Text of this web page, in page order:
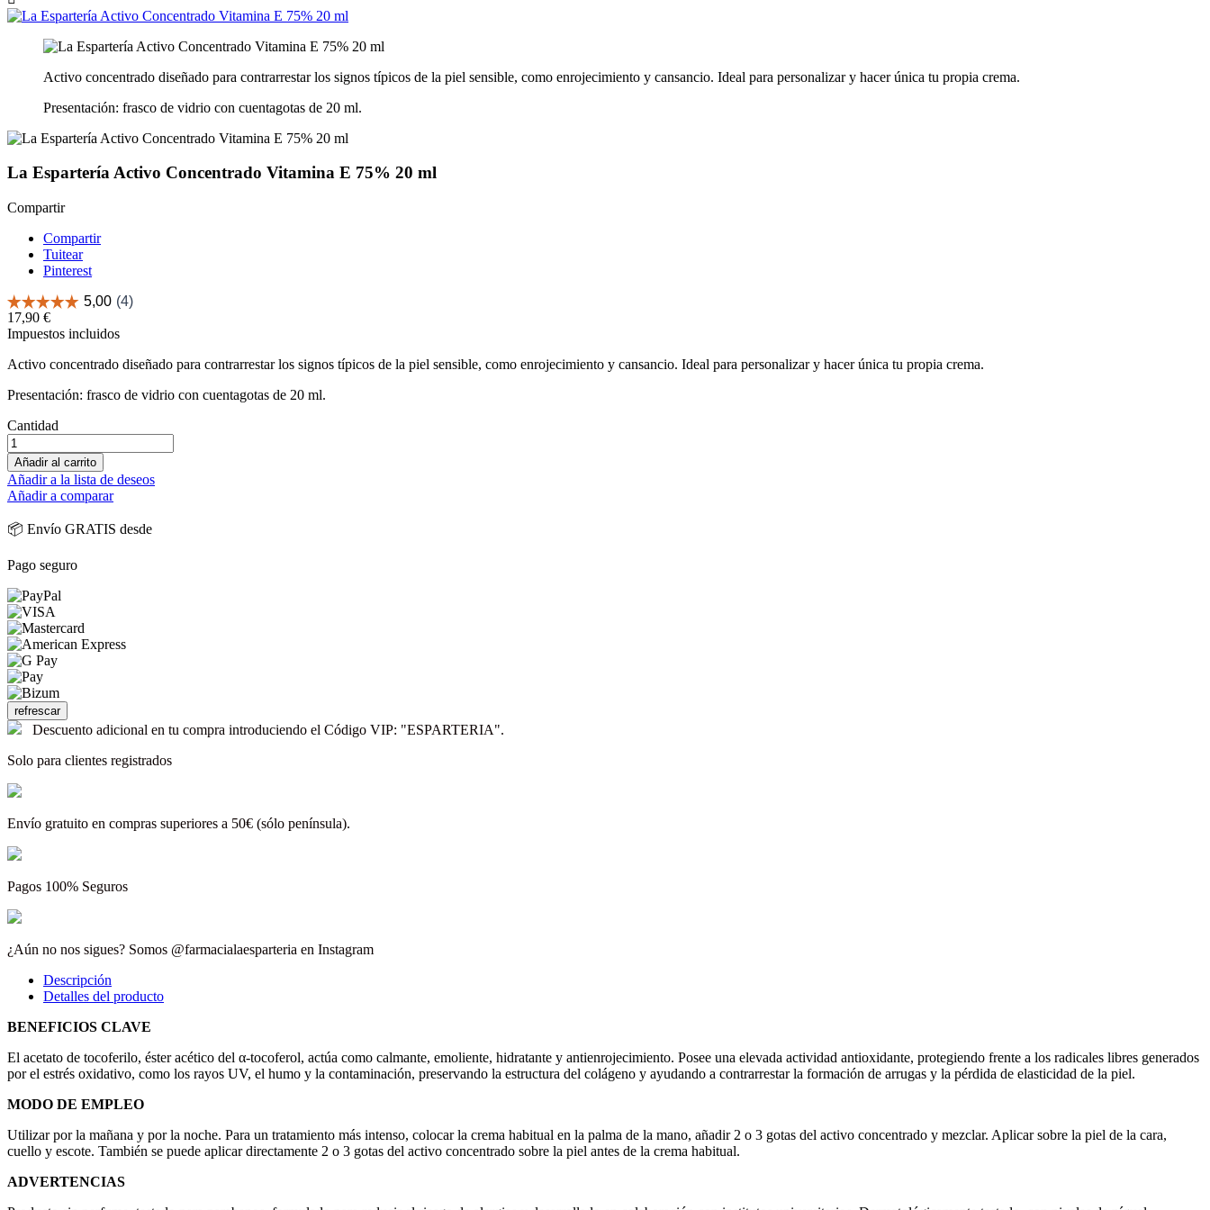
Activo concentrado diseñado para contrarrestar los signos típicos de la piel sensible, como enrojecimiento y cansancio. Ideal para personalizar y hacer única tu propia crema.
Presentación: frasco de vidrio con cuentagotas de 20 ml.
La Espartería Activo Concentrado Vitamina E 75% 20 ml
Compartir
Compartir
Tuitear
Pinterest
17,90 €
Impuestos incluidos
Activo concentrado diseñado para contrarrestar los signos típicos de la piel sensible, como enrojecimiento y cansancio. Ideal para personalizar y hacer única tu propia crema.
Presentación: frasco de vidrio con cuentagotas de 20 ml.
Cantidad
Añadir al carrito
Añadir a la lista de deseos
Añadir a comparar
📦 Envío GRATIS desde
Pago seguro
Descuento adicional en tu compra introduciendo el Código VIP: "ESPARTERIA".
Solo para clientes registrados
Envío gratuito en compras superiores a 50€ (sólo península).
Pagos 100% Seguros
¿Aún no nos sigues? Somos @farmacialaesparteria en Instagram
Descripción
Detalles del producto
BENEFICIOS CLAVE
El acetato de tocoferilo, éster acético del α-tocoferol, actúa como calmante, emoliente, hidratante y antienrojecimiento. Posee una elevada actividad antioxidante, protegiendo frente a los radicales libres generados
por el estrés oxidativo, como los rayos UV, el humo y la contaminación, preservando la estructura del colágeno y ayudando a contrarrestar la formación de arrugas y la pérdida de elasticidad de la piel.
MODO DE EMPLEO
Utilizar por la mañana y por la noche. Para un tratamiento más intenso, colocar la crema habitual en la palma de la mano, añadir 2 o 3 gotas del activo concentrado y mezclar. Aplicar sobre la piel de la cara,
cuello y escote. También se puede aplicar directamente 2 o 3 gotas del activo concentrado sobre la piel antes de la crema habitual.
ADVERTENCIAS